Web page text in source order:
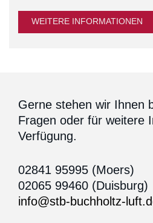
WEITERE INFORMATIONEN
Gerne stehen wir Ihnen
Fragen oder für weitere
Verfügung.
02841 95995 (Moers)
02065 99460 (Duisburg)
info@stb-buchholtz-